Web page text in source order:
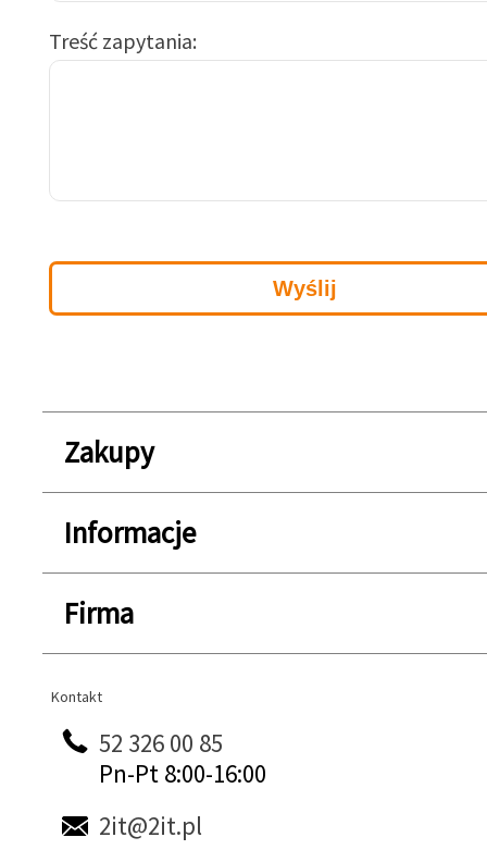
Treść zapytania
Zakupy
Informacje
Firma
Kontakt
Kontakt
52 326 00 85
Pn-Pt 8:00-16:00
2it@2it.pl